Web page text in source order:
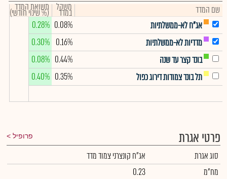
שם המדד משקל
במדד תשואת המדד
(% שינוי חודשי)
אג"ח לא-ממשלתיות
0.08%
0.28%
מדדיות לא-ממשלתיות
0.16%
0.30%
בונד קצר עד שנה
0.44%
0.08%
תל בונד צמודות דירוג כפול
0.35%
0.40%
פרטי אגרת פרופיל
סוג אגרת
אג"ח קונצרני צמוד מדד
מח"מ
0.23